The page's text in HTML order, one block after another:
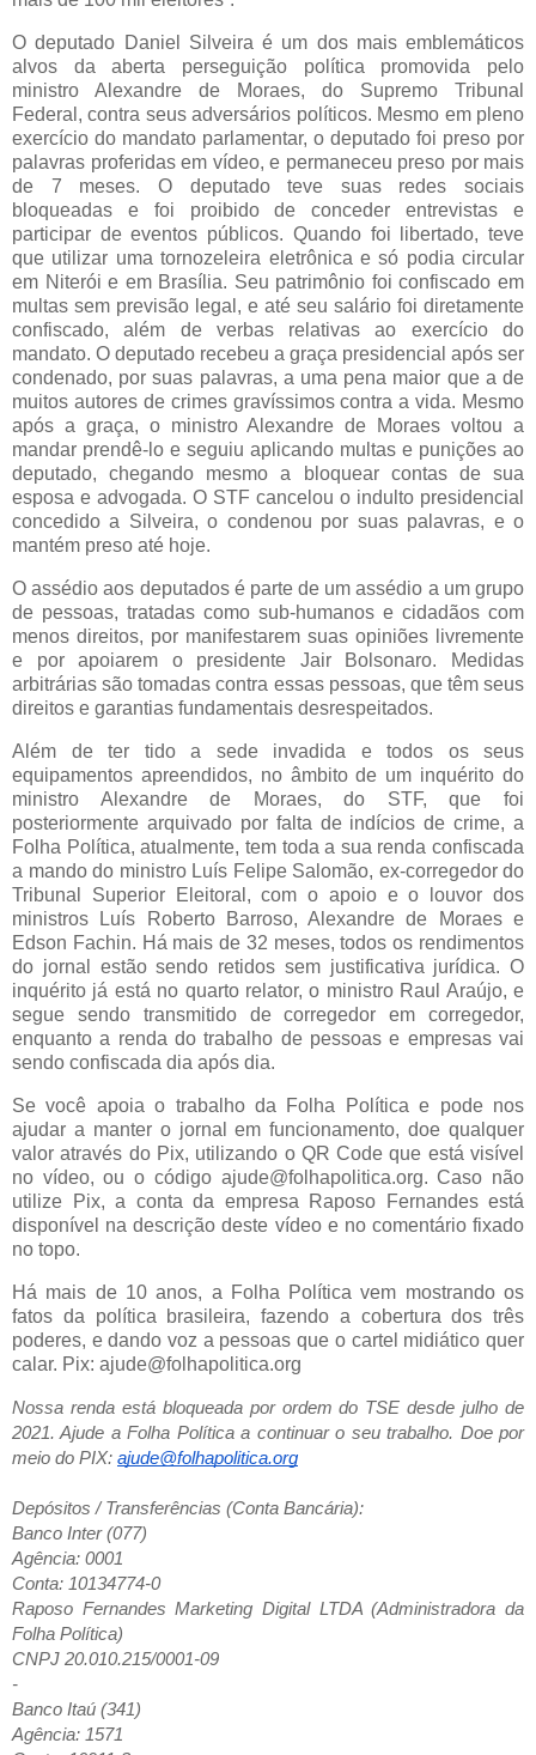
O deputado Daniel Silveira é um dos mais emblemáticos
alvos da aberta perseguição política promovida pelo
ministro Alexandre de Moraes, do Supremo Tribunal
Federal, contra seus adversários políticos. Mesmo em pleno
exercício do mandato parlamentar, o deputado foi preso por
palavras proferidas em vídeo, e permaneceu preso por mais
de 7 meses. O deputado teve suas redes sociais
bloqueadas e foi proibido de conceder entrevistas e
participar de eventos públicos. Quando foi libertado, teve
que utilizar uma tornozeleira eletrônica e só podia circular
em Niterói e em Brasília. Seu patrimônio foi confiscado em
multas sem previsão legal, e até seu salário foi diretamente
confiscado, além de verbas relativas ao exercício do
mandato. O deputado recebeu a graça presidencial após ser
condenado, por suas palavras, a uma pena maior que a de
muitos autores de crimes gravíssimos contra a vida. Mesmo
após a graça, o ministro Alexandre de Moraes voltou a
mandar prendê-lo e seguiu aplicando multas e punições ao
deputado, chegando mesmo a bloquear contas de sua
esposa e advogada. O STF cancelou o indulto presidencial
concedido a Silveira, o condenou por suas palavras, e o
mantém preso até hoje.
O assédio aos deputados é parte de um assédio a um grupo
de pessoas, tratadas como sub-humanos e cidadãos com
menos direitos, por manifestarem suas opiniões livremente
e por apoiarem o presidente Jair Bolsonaro. Medidas
arbitrárias são tomadas contra essas pessoas, que têm seus
direitos e garantias fundamentais desrespeitados.
Além de ter tido a sede invadida e todos os seus
equipamentos apreendidos, no âmbito de um inquérito do
ministro Alexandre de Moraes, do STF, que foi
posteriormente arquivado por falta de indícios de crime, a
Folha Política, atualmente, tem toda a sua renda confiscada
a mando do ministro Luís Felipe Salomão, ex-corregedor do
Tribunal Superior Eleitoral, com o apoio e o louvor dos
ministros Luís Roberto Barroso, Alexandre de Moraes e
Edson Fachin. Há mais de 32 meses, todos os rendimentos
do jornal estão sendo retidos sem justificativa jurídica. O
inquérito já está no quarto relator, o ministro Raul Araújo, e
segue sendo transmitido de corregedor em corregedor,
enquanto a renda do trabalho de pessoas e empresas vai
sendo confiscada dia após dia.
Se você apoia o trabalho da Folha Política e pode nos
ajudar a manter o jornal em funcionamento, doe qualquer
valor através do Pix, utilizando o QR Code que está visível
no vídeo, ou o código ajude@folhapolitica.org. Caso não
utilize Pix, a conta da empresa Raposo Fernandes está
disponível na descrição deste vídeo e no comentário fixado
no topo.
Há mais de 10 anos, a Folha Política vem mostrando os
fatos da política brasileira, fazendo a cobertura dos três
poderes, e dando voz a pessoas que o cartel midiático quer
calar. Pix: ajude@folhapolitica.org
Nossa renda está bloqueada por ordem do TSE desde julho de
2021. Ajude a Folha Política a continuar o seu trabalho. Doe por
meio do PIX: ajude@folhapolitica.org
Depósitos / Transferências (Conta Bancária):
Banco Inter (077)
Agência: 0001
Conta: 10134774-0
Raposo Fernandes Marketing Digital LTDA (Administradora da
Folha Política)
CNPJ 20.010.215/0001-09
-
Banco Itaú (341)
Agência: 1571